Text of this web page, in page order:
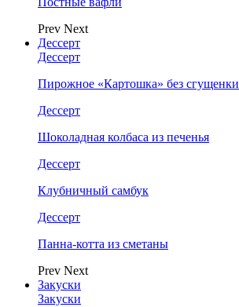
Prev Next
Дессерт
Дессерт
Пирожное «Картошка» без сгущенки
Дессерт
Шоколадная колбаса из печенья
Дессерт
Клубничный самбук
Дессерт
Панна-котта из сметаны
Prev Next
Закуски
Закуски